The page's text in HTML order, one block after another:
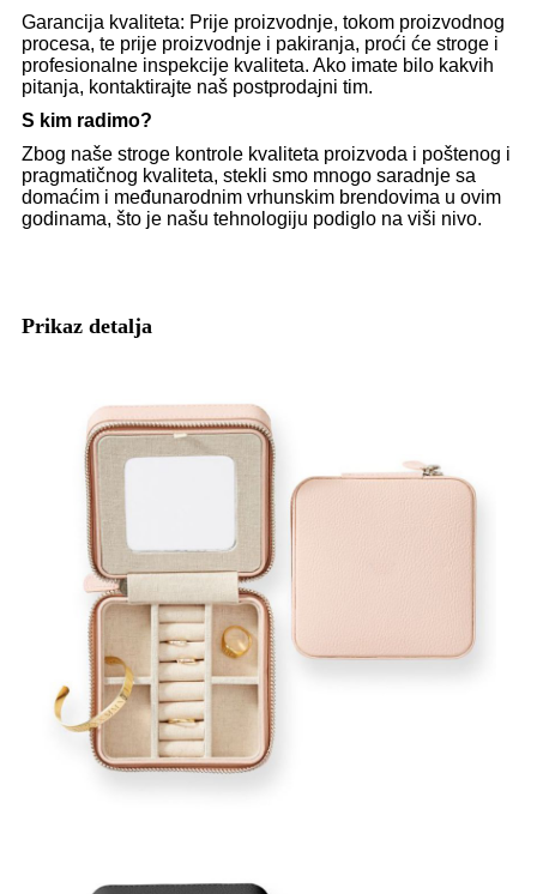
Garancija kvaliteta: Prije proizvodnje, tokom proizvodnog
procesa, te prije proizvodnje i pakiranja, proći će stroge i
profesionalne inspekcije kvaliteta. Ako imate bilo kakvih
pitanja, kontaktirajte naš postprodajni tim.
S kim radimo?
Zbog naše stroge kontrole kvaliteta proizvoda i poštenog i
pragmatičnog kvaliteta, stekli smo mnogo saradnje sa
domaćim i međunarodnim vrhunskim brendovima u ovim
godinama, što je našu tehnologiju podiglo na viši nivo.
Prikaz detalja